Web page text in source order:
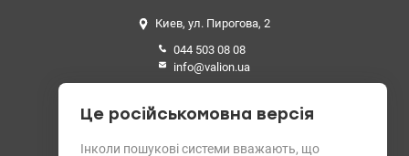
Киев, ул. Пирогова, 2
044 503 08 08
info@valion.ua
Це російськомовна версія
Інколи пошукові системи вважають, що